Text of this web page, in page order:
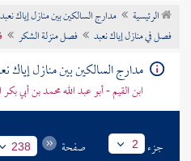
تراجم الأعلام
الرئيسية
مدارج السالكين بين منازل إياك
فصل في منازل إياك نعبد
فصل منزلة الشكر
مدارج السالكين بين منازل إياك
ابن القيم - أبو عبد الله محمد بن أبي
جزء 2 صفحة 238